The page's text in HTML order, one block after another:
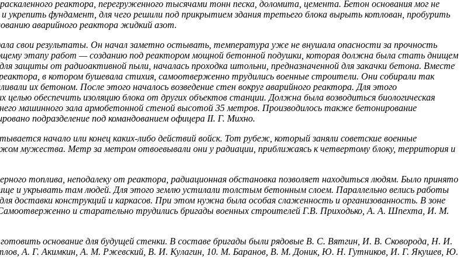
реактора, перегруженного тысячами тонн песка, доломита, цемента. Бетон основания мог не
фундамент, для чего решили под прикрытием здания треть­его блока вырыть котлован, пробурить
ава­рийного реактора жидкий азот.
свои результаты. Он начал заметно остывать, тем­пература уже не внушала опасности за прочность
этапу работ — созданию под реактором мощной бетон­ной подушки, которая должна была стать днищем
защиты от радиоактивной пыли, началась проходка штольни, предназначенной для закачки бетона. Вместе
в котором бушевала стихия, самоотверженно трудились во­енные строители. Они собирали так
их бетоном. После этого началось возведение стен вокруг аварийного реактора. Для этого
целью обеспечить изоля­цию блока от других объектов станции. Должна была возводиться биологическая
машинного зала армобетонной стеной высотой 35 метров. Производилось также бетонирование
подразделение под командованием офицера II. Г. Михно.
начало или конец каких-либо действий войск. Тот рубеж, который заняли советские военные
мужества. Метр за метром отвоевывали они у радиации, приближаясь к четвертому блоку, территория и
топлива, неподалеку от реактора, радиационная обстановка позволяет находиться людям. Было принято
и укрывать там людей. Для этого землю устилали тол­стым бетонным слоем. Параллельно велись работы
доставки конструкций и каркасов. При этом нужна была особая слаженность и организованность. В зоне
и старательно трудились бригады военных строи­телей Г.В. Приходько, А. А. Шпехта, И. М.
основание для будущей стенки. В составе бригады были рядовые В. С. Вятгин, И. В. Сковорода, Н. И.
А. Г. Акимкин, А. М. Ржевский, В. И. Кула­гин, 10. М. Баранов, В. М. Доник, Ю. Н. Гутников, И. Г. Яку­шев, Ю.